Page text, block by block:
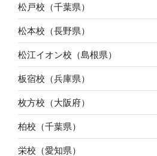
松戸校（千葉県）
松本校（長野県）
松江イオン校（島根県）
板宿校（兵庫県）
枚方校（大阪府）
柏校（千葉県）
栄校（愛知県）